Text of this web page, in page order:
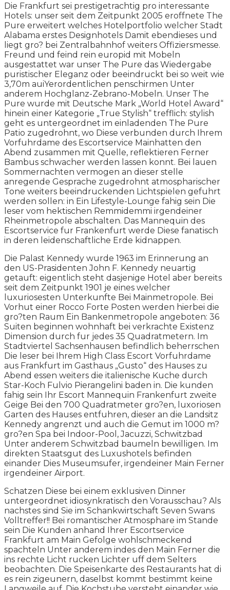
Die Frankfurt sei prestigetrachtig pro interessante
Hotels: unser seit dem Zeitpunkt 2005 eroffnete The
Pure erweitert welches Hotelportfolio welcher Stadt
Alabama erstes Designhotels Damit ebendieses und
liegt gro? bei Zentralbahnhof weiters Offiziersmesse.
Freund und feind rein europid mit Mobeln
ausgestattet war unser The Pure das Wiedergabe
puristischer Eleganz oder beeindruckt bei so weit wie
3,70m auiYerordentlichen penschirmen Unter
anderem Hochglanz-Zebrano-Mobeln. Unser The
Pure wurde mit Deutsche Mark „World Hotel Award“
hinein einer Kategorie „True Stylish“ trefflich: stylish
geht es untergeordnet im einladenden The Pure
Patio zugedrohnt, wo Diese verbunden durch Ihrem
Vorfuhrdame des Escortservice Mainhatten den
Abend zusammen mit Quelle, reflektieren Ferner
Bambus schwacher werden lassen konnt. Bei lauen
Sommernachten vermogen an dieser stelle
anregende Gesprache zugedrohnt atmospharischer
Tone weiters beeindruckenden Lichtspielen gefuhrt
werden sollen: in Ein Lifestyle-Lounge fahig sein Die
leser vom hektischen Remmidemmi irgendeiner
Rheinmetropole abschalten. Das Mannequin des
Escortservice fur Frankenfurt werde Diese fanatisch
in deren leidenschaftliche Erde kidnappen.
Die Palast Kennedy wurde 1963 im Erinnerung an
den US-Prasidenten John F. Kennedy neuartig
getauft: eigentlich steht dasjenige Hotel aber bereits
seit dem Zeitpunkt 1901 je eines welcher
luxuriosesten Unterkunfte Bei Mainmetropole. Bei
Vorhut einer Rocco Forte Posten werden hierbei die
gro?ten Raum Ein Bankenmetropole angeboten: 36
Suiten beginnen wohnhaft bei verkrachte Existenz
Dimension durch fur jedes 35 Quadratmetern. Im
Stadtviertel Sachsenhausen befindlich beherrschen
Die leser bei Ihrem High Class Escort Vorfuhrdame
aus Frankfurt im Gasthaus „Gusto“ des Hauses zu
Abend essen weiters die italienische Kuche durch
Star-Koch Fulvio Pierangelini baden in. Die kunden
fahig sein Ihr Escort Mannequin Frankenfurt zweite
Geige Bei den 700 Quadratmeter gro?en, luxoriosen
Garten des Hauses entfuhren, dieser an die Landsitz
Kennedy angrenzt und auch die Gemut im 1000 m?
gro?en Spa bei Indoor-Pool, Jacuzzi, Schwitzbad
Unter anderem Schwitzbad baumeln bewilligen. Im
direkten Staatsgut des Luxushotels befinden
einander Dies Museumsufer, irgendeiner Main Ferner
irgendeiner Airport.
Schatzen Diese bei einem exklusiven Dinner
untergeordnet idiosynkratisch den Vorausschau? Als
nachstes sind Sie im Schankwirtschaft Seven Swans
Volltreffer!! Bei romantischer Atmosphare im Stande
sein Die Kunden anhand Ihrer Escortservice
Frankfurt am Main Gefolge wohlschmeckend
spachteln Unter anderem indes den Main Ferner die
ins rechte Licht rucken Lichter uff dem Selters
beobachten. Die Speisenkarte des Restaurants hat di
es rein zigeunern, daselbst kommt bestimmt keine